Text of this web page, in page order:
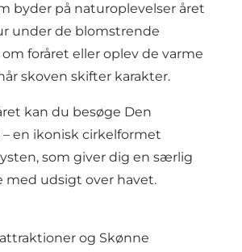
byder på naturoplevelser året
under de blomstrende
foråret eller oplev de varme
skoven skifter karakter.
kan du besøge Den
– en ikonisk cirkelformet
som giver dig en særlig
med udsigt over havet.
og Skønne